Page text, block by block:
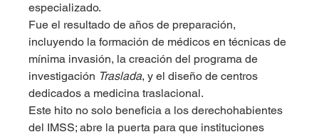
especializado.
Fue el resultado de años de preparación,
incluyendo la formación de médicos en técnicas de
mínima invasión, la creación del programa de
investigación Traslada, y el diseño de centros
dedicados a medicina traslacional.
Este hito no solo beneficia a los derechohabientes
del IMSS; abre la puerta para que instituciones